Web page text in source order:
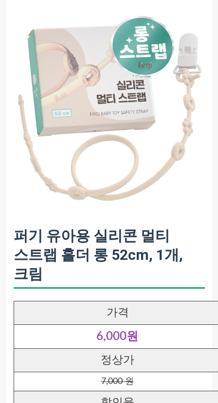
퍼기 유아용 실리콘 멀티
스트랩 홀더 롱 52cm, 1개,
크림
가격
6,000원
정상가
7,000 원